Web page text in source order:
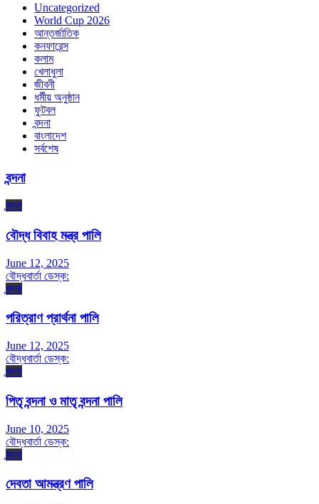
Uncategorized
World Cup 2026
আন্তর্জাতিক
কনফারেন্স
কলাম
খেলাধুলা
জীবনী
ধর্মীয় অনুষ্ঠান
ফুটবল
বন্দনা
বাংলাদেশ
সর্বশেষ
বন্দনা
বন্দনা
বৌদ্ধ বিবাহ মন্ত্র পালি
June 12, 2025
বৌদ্ধবার্তা ডেস্ক:
বন্দনা
পরিত্রাণ প্রার্থনা পালি
June 12, 2025
বৌদ্ধবার্তা ডেস্ক:
বন্দনা
পিতৃ বন্দনা ও মাতৃ বন্দনা পালি
June 10, 2025
বৌদ্ধবার্তা ডেস্ক:
বন্দনা
দেবতা আমন্ত্রণ পালি